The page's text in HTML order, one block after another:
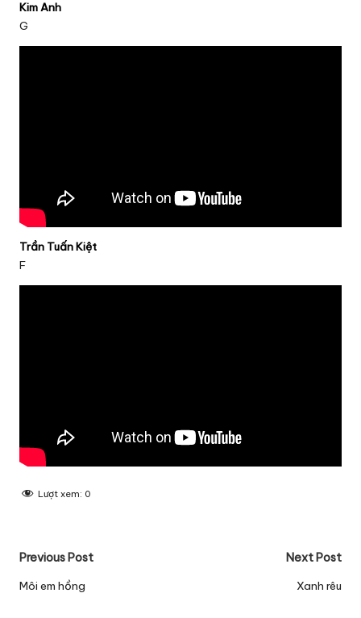
Kim Anh
G
Trần Tuấn Kiệt
F
Lượt xem: 0
Post
navigation
Previous Post
Môi em hồng
Next Post
Xanh rêu